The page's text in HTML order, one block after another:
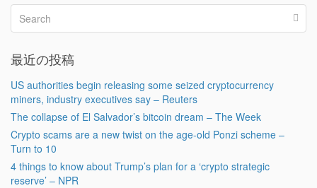
最近の投稿
US authorities begin releasing some seized cryptocurrency
miners, industry executives say – Reuters
The collapse of El Salvador’s bitcoin dream – The Week
Crypto scams are a new twist on the age-old Ponzi scheme –
Turn to 10
4 things to know about Trump’s plan for a ‘crypto strategic
reserve’ – NPR